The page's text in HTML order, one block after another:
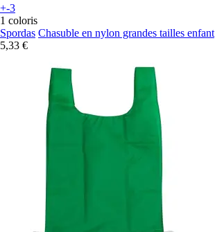
+-3
1 coloris
Spordas Chasuble en nylon grandes tailles enfant
5,33 €